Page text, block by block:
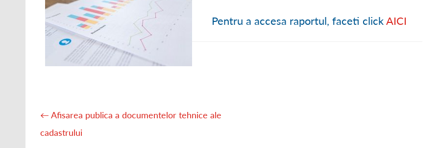
● STRATEGII DE DEZVOLTARE● CONVOCĂRI ȘEDINȚE C.L.
● HARTA TURISTICĂ● TRANSPARENȚĂ
Pentru a accesa raportul, faceti clickAICI
← Afisarea publica a documentelor tehnice ale
cadastrului